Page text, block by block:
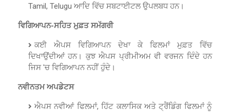
Tamil, Telugu ਆਦਿ ਵਿੱਚ ਸਬਟਾਈਟਲ ਉਪਲਬਧ ਹਨ।
ਵਿਗਿਆਪਨ-ਸਹਿਤ ਮੁਫ਼ਤ ਸਮੱਗਰੀ
ਕਈ ਐਪਸ ਵਿਗਿਆਪਨ ਦੇਖਾ ਕੇ ਫਿਲਮਾਂ ਮੁਫ਼ਤ ਵਿੱਚ
ਦਿਖਾਉਂਦੀਆਂ ਹਨ। ਕੁਝ ਐਪਸ ਪ੍ਰੀਮੀਅਮ ਵੀ ਵਰਜਨ ਦਿੰਦੇ ਹਨ
ਜਿਸ 'ਚ ਵਿਗਿਆਪਨ ਨਹੀਂ ਹੁੰਦੇ।
ਨਵੀਨਤਮ ਅਪਡੇਟਸ
ਐਪਸ ਨਵੀਆਂ ਫਿਲਮਾਂ, ਹਿੱਟ ਕਲਾਸਿਕ ਅਤੇ ਟ੍ਰੈਂਡਿੰਗ ਫਿਲਮਾਂ ਨੂੰ